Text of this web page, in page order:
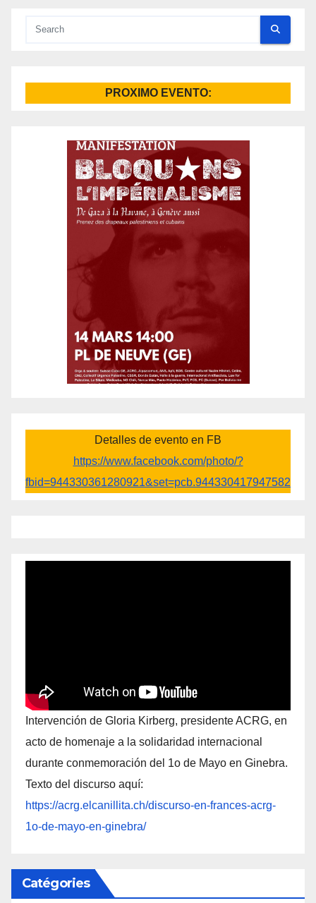
PROXIMO EVENTO:
Detalles de evento en FB
https://www.facebook.com/photo/?
fbid=944330361280921&set=pcb.944330417947582
Intervención de Gloria Kirberg, presidente ACRG, en
acto de homenaje a la solidaridad internacional
durante conmemoración del 1o de Mayo en Ginebra.
Texto del discurso aquí:
https://acrg.elcanillita.ch/discurso-en-frances-acrg-
1o-de-mayo-en-ginebra/
Catégories